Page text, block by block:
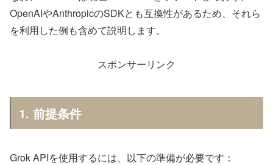
OpenAIやAnthropicのSDKとも互換性があるため、それら
を利用した例も含めて説明します。
スポンサーリンク
1. 前提条件
Grok APIを使用するには、以下の準備が必要です：